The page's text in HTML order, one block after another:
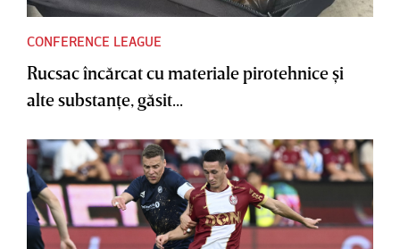
CONFERENCE LEAGUE
Rucsac încărcat cu materiale pirotehnice şi
alte substanţe, găsit...